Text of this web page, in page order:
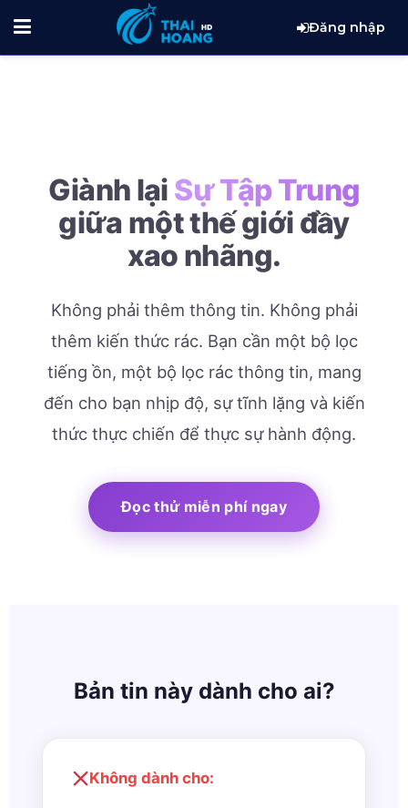
Đăng nhập
Giành lại Sự Tập Trung
giữa một thế giới đầy
xao nhãng.
Không phải thêm thông tin. Không phải
thêm kiến thức rác. Bạn cần một bộ lọc
tiếng ồn, một bộ lọc rác thông tin, mang
đến cho bạn nhịp độ, sự tĩnh lặng và kiến
thức thực chiến để thực sự hành động.
Đọc thử miễn phí ngay
Bản tin này dành cho ai?
Không dành cho: